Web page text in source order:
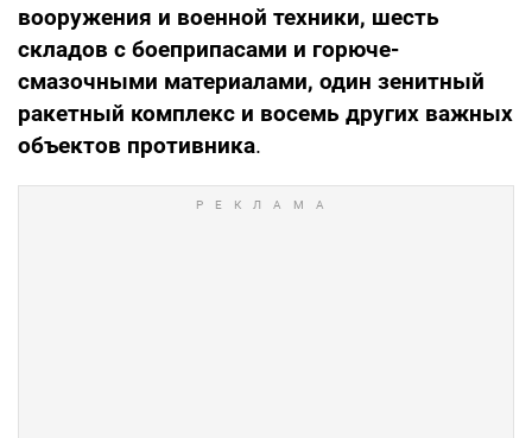
вооружения и военной техники, шесть
складов с боеприпасами и горюче-
смазочными материалами, один зенитный
ракетный комплекс и восемь других важных
объектов противника.